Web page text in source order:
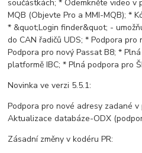
součástkách; * Odemkněte video v
MQB (Objevte Pro a MMI-MQB); *
* &quot;Login finder&quot; -
do CAN řadičů UDS; * Podpora
Podpora pro nový Passat B8; *
platformě IBC; * Plná podpora pro
Novinka ve verzi 5.5.1:
Podpora pro nové adresy zadané v
Aktualizace databáze-ODX
Zásadní změny v kodéru PR: